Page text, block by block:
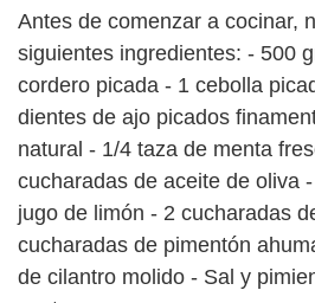
Antes de comenzar a cocinar,
siguientes ingredientes: - 500
cordero picada - 1 cebolla
dientes de ajo picados
natural - 1/4 taza de menta
cucharadas de aceite de oliva
jugo de limón - 2 cucharadas
cucharadas de pimentón
de cilantro molido - Sal y